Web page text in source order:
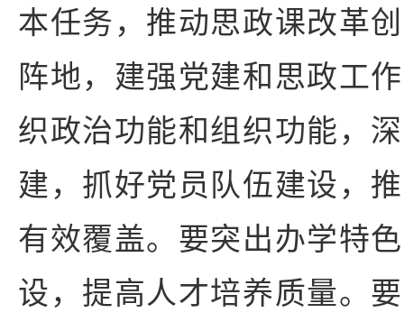
本任务，推动思政课改革
阵地，建强党建和思政工
织政治功能和组织功能，
建，抓好党员队伍建设，
有效覆盖。要突出办学特
设，提高人才培养质量。